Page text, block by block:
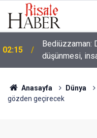
01:45 Paçalarını
Anasayfa Dünya
gözden geçirecek